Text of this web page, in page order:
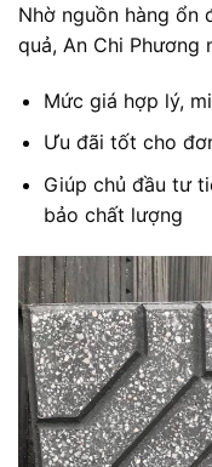
Nhờ nguồn hàng ổn
quả, An Chi Phương
Mức giá hợp lý,
Ưu đãi tốt cho
Giúp chủ đầu tư
bảo chất lượng